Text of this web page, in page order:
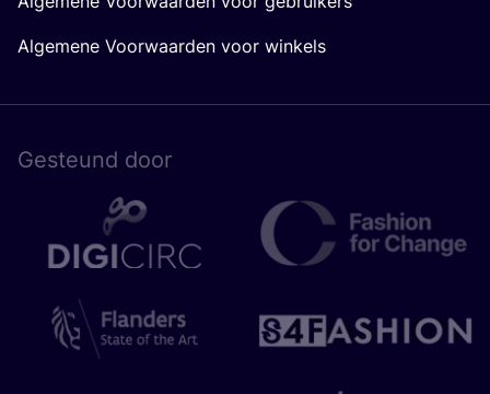
Algemene Voorwaarden voor winkels
Gesteund door